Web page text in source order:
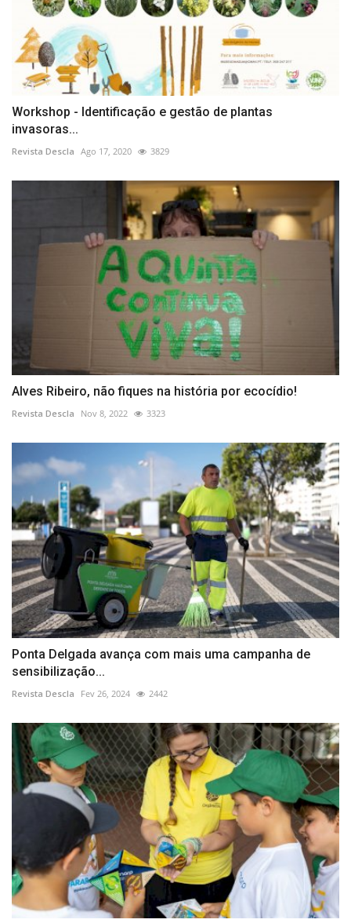
Workshop - Identificação e gestão de plantas
invasoras...
Revista Descla Ago 17, 2020 3829
Alves Ribeiro, não fiques na história por ecocídio!
Revista Descla Nov 8, 2022 3323
Ponta Delgada avança com mais uma campanha de
sensibilização...
Revista Descla Fev 26, 2024 2442